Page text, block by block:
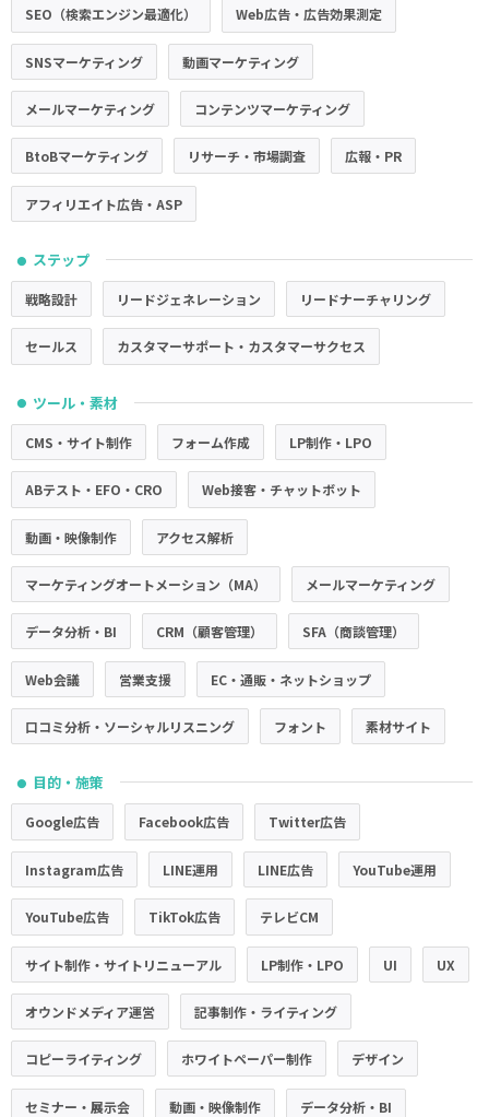
SEO（検索エンジン最適化） Web広告・広告効果測定
SNSマーケティング 動画マーケティング
メールマーケティング コンテンツマーケティング
BtoBマーケティング リサーチ・市場調査 広報・PR
アフィリエイト広告・ASP
● ステップ
戦略設計 リードジェネレーション リードナーチャリング
セールス カスタマーサポート・カスタマーサクセス
● ツール・素材
CMS・サイト制作 フォーム作成 LP制作・LPO
ABテスト・EFO・CRO Web接客・チャットボット
動画・映像制作 アクセス解析
マーケティングオートメーション（MA） メールマーケティング
データ分析・BI CRM（顧客管理） SFA（商談管理）
Web会議 営業支援 EC・通販・ネットショップ
口コミ分析・ソーシャルリスニング フォント 素材サイト
● 目的・施策
Google広告 Facebook広告 Twitter広告
Instagram広告 LINE運用 LINE広告 YouTube運用
YouTube広告 TikTok広告 テレビCM
サイト制作・サイトリニューアル LP制作・LPO UI UX
オウンドメディア運営 記事制作・ライティング
コピーライティング ホワイトペーパー制作 デザイン
セミナー・展示会 動画・映像制作 データ分析・BI